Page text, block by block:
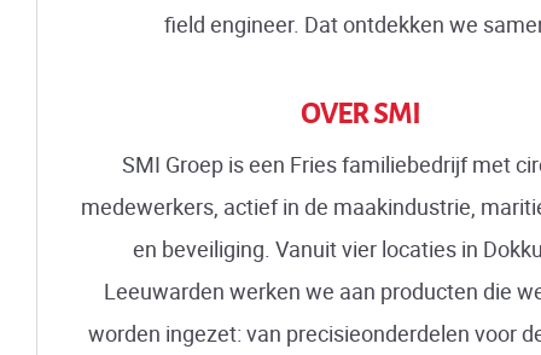
field engineer. Dat ontdekken we
OVER SMI
SMI Groep is een Fries familiebedrijf met
medewerkers, actief in de maakindustrie,
en beveiliging. Vanuit vier locaties in
Leeuwarden werken we aan producten die
worden ingezet: van precisieonderdelen voor